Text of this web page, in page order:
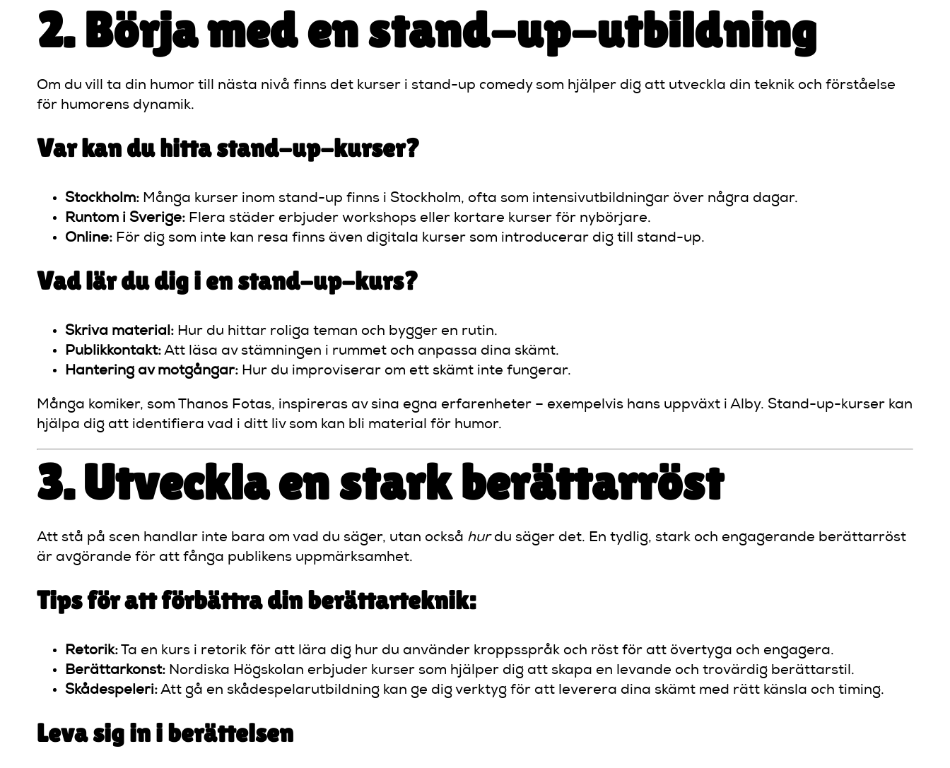
2. Börja med en stand-up-utbildning
Om du vill ta din humor till nästa nivå finns det kurser i stand-up comedy som hjälper dig att utveckla din teknik och förståelse
för humorens dynamik.
Var kan du hitta stand-up-kurser?
Stockholm:Många kurser inom stand-up finns i Stockholm, ofta som intensivutbildningar över några dagar.
Runtom i Sverige:Flera städer erbjuder workshops eller kortare kurser för nybörjare.
Online:För dig som inte kan resa finns även digitala kurser som introducerar dig till stand-up.
Vad lär du dig i en stand-up-kurs?
Skriva material:Hur du hittar roliga teman och bygger en rutin.
Publikkontakt:Att läsa av stämningen i rummet och anpassa dina skämt.
Hantering av motgångar:Hur du improviserar om ett skämt inte fungerar.
Många komiker, som Thanos Fotas, inspireras av sina egna erfarenheter – exempelvis hans uppväxt i Alby. Stand-up-kurser kan
hjälpa dig att identifiera vad i ditt liv som kan bli material för humor.
3. Utveckla en stark berättarröst
Att stå på scen handlar inte bara om vad du säger, utan också hurdu säger det. En tydlig, stark och engagerande berättarröst
är avgörande för att fånga publikens uppmärksamhet.
Tips för att förbättra din berättarteknik:
Retorik:Ta en kurs i retorik för att lära dig hur du använder kroppsspråk och röst för att övertyga och engagera.
Berättarkonst:Nordiska Högskolan erbjuder kurser som hjälper dig att skapa en levande och trovärdig berättarstil.
Skådespeleri:Att gå en skådespelarutbildning kan ge dig verktyg för att leverera dina skämt med rätt känsla och timing.
Leva sig in i berättelsen